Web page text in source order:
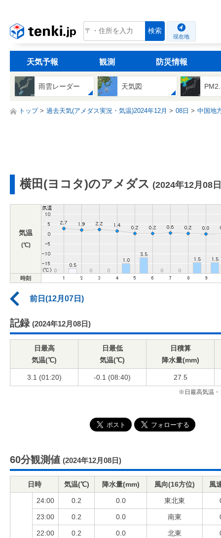
tenki.jp 検索
現在地
天気予報 観測 防災情報
雨雲レーダー 天気図
トップ 過去天気(アメダス実況・気温)2024年12月 08日 中国地
横田(ヨコタ)のアメダス (2024年12月08
気温
(℃)
時刻
前日(12月07日)
記録 (2024年12月08日)
日最高
気温(℃)
日最低
気温(℃)
日積算
降水量(mm)
3.1 (01:20) -0.1 (08:40) 27.5
※日最高気温・
60分観測値 (2024年12月08日)
日時 気温(℃) 降水量(mm) 風向(16方位) 風
24:00 0.2 0.0 東北東
23:00 0.2 0.0 南東
22:00 0.2 0.0 北東